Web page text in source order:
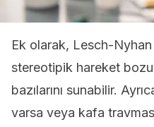
Ek olarak, Lesch-
stereotipik hareket
bazılarını sunabilir.
varsa veya kafa